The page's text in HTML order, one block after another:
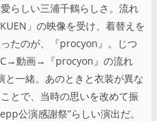
らしい三浦千鶴らしさ。流れ
」の映像を受け、着替えを
たのが、『procyon』。じつ
動画→『procyon』の流れ
一緒。あのときと衣装が異な
とで、当時の思いを改めて振
公演感謝祭”らしい演出だ。